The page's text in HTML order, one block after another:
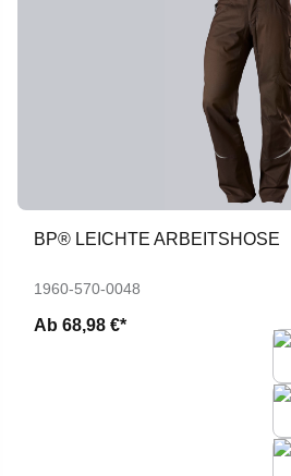
BP® LEICHTE ARBEITSHOSE
1960-570-0048
Ab 68,98 €*